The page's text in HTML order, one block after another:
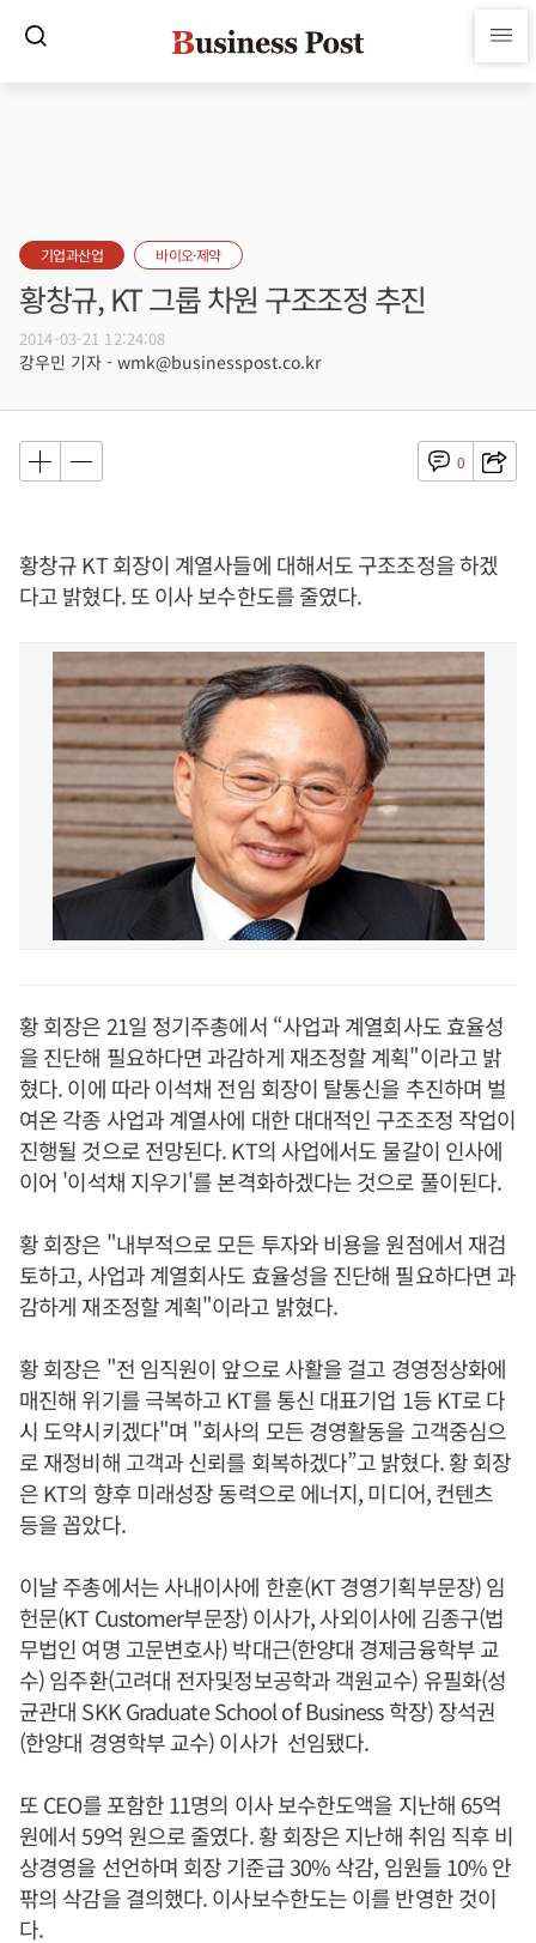
기업과산업 바이오·제약
황창규, KT 그룹 차원 구조조정 추진
2014-03-21 12:24:08
강우민 기자 - wmk@businesspost.co.kr
0
황창규 KT 회장이 계열사들에 대해서도 구조조정을 하겠
다고 밝혔다. 또 이사 보수한도를 줄였다.
황 회장은 21일 정기주총에서 “사업과 계열회사도 효율성
을 진단해 필요하다면 과감하게 재조정할 계획"이라고 밝
혔다. 이에 따라 이석채 전임 회장이 탈통신을 추진하며 벌
여온 각종 사업과 계열사에 대한 대대적인 구조조정 작업이
진행될 것으로 전망된다. KT의 사업에서도 물갈이 인사에
이어 '이석채 지우기'를 본격화하겠다는 것으로 풀이된다.
황 회장은 "내부적으로 모든 투자와 비용을 원점에서 재검
토하고, 사업과 계열회사도 효율성을 진단해 필요하다면 과
감하게 재조정할 계획"이라고 밝혔다.
황 회장은 "전 임직원이 앞으로 사활을 걸고 경영정상화에
매진해 위기를 극복하고 KT를 통신 대표기업 1등 KT로 다
시 도약시키겠다"며 "회사의 모든 경영활동을 고객중심으
로 재정비해 고객과 신뢰를 회복하겠다”고 밝혔다. 황 회장
은 KT의 향후 미래성장 동력으로 에너지, 미디어, 컨텐츠
등을 꼽았다.
이날 주총에서는 사내이사에 한훈(KT 경영기획부문장) 임
헌문(KT Customer부문장) 이사가, 사외이사에 김종구(법
무법인 여명 고문변호사) 박대근(한양대 경제금융학부 교
수) 임주환(고려대 전자및정보공학과 객원교수) 유필화(성
균관대 SKK Graduate School of Business 학장) 장석권
(한양대 경영학부 교수) 이사가 선임됐다.
또 CEO를 포함한 11명의 이사 보수한도액을 지난해 65억
원에서 59억 원으로 줄였다. 황 회장은 지난해 취임 직후 비
상경영을 선언하며 회장 기준급 30% 삭감, 임원들 10% 안
팎의 삭감을 결의했다. 이사보수한도는 이를 반영한 것이
다.